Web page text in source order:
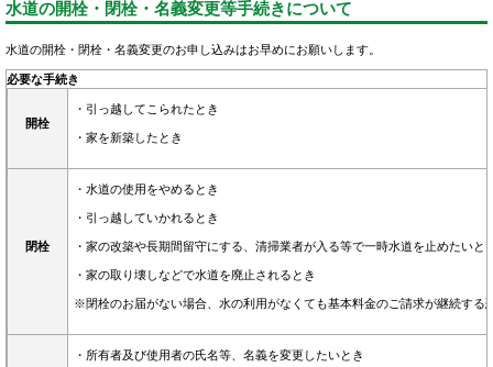
水道の開栓・閉栓・名義変更等手続きについて
水道の開栓・閉栓・名義変更のお申し込みはお早めにお願いします。
必要な手続き
開栓
・引っ越してこられたとき
・家を新築したとき
閉栓
・水道の使用をやめるとき
・引っ越していかれるとき
・家の改築や長期間留守にする、清掃業者が入る等で一時水道を止めたいと
・家の取り壊しなどで水道を廃止されるとき
※閉栓のお届がない場合、水の利用がなくても基本料金のご請求が継続する
・所有者及び使用者の氏名等、名義を変更したいとき